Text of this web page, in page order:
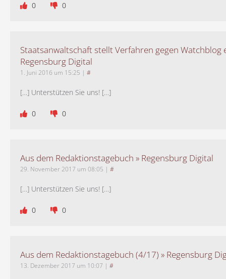
0 0
Staatsanwaltschaft stellt Verfahren gegen Watchblog
Regensburg Digital
1. Juni 2016 um 15:25 | #
[…] Unterstützen Sie uns! […]
0 0
Aus dem Redaktionstagebuch » Regensburg Digital
29. November 2017 um 08:05 | #
[…] Unterstützen Sie uns! […]
0 0
Aus dem Redaktionstagebuch (4/17) » Regensburg
13. Dezember 2017 um 10:07 | #